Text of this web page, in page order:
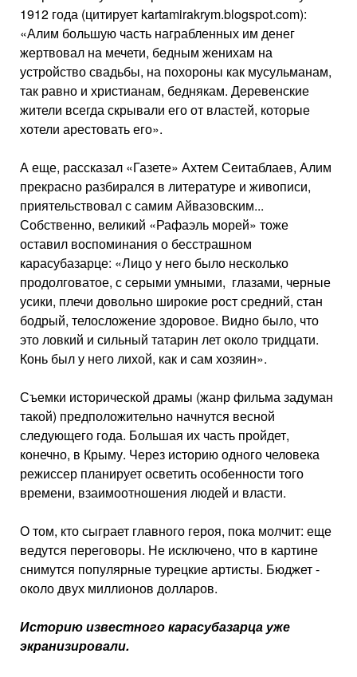
1912 года (цитирует kartamirakrym.blogspot.com):
«Алим большую часть награбленных им денег
жертвовал на мечети, бедным женихам на
устройство свадьбы, на похороны как мусульманам,
так равно и христианам, беднякам. Деревенские
жители всегда скрывали его от властей, которые
хотели арестовать его».
А еще, рассказал «Газете» Ахтем Сеитаблаев, Алим
прекрасно разбирался в литературе и живописи,
приятельствовал с самим Айвазовским...
Собственно, великий «Рафаэль морей» тоже
оставил воспоминания о бесстрашном
карасубазарце: «Лицо у него было несколько
продолговатое, с серыми умными, глазами, черные
усики, плечи довольно широкие рост средний, стан
бодрый, телосложение здоровое. Видно было, что
это ловкий и сильный татарин лет около тридцати.
Конь был у него лихой, как и сам хозяин».
Съемки исторической драмы (жанр фильма задуман
такой) предположительно начнутся весной
следующего года. Большая их часть пройдет,
конечно, в Крыму. Через историю одного человека
режиссер планирует осветить особенности того
времени, взаимоотношения людей и власти.
О том, кто сыграет главного героя, пока молчит: еще
ведутся переговоры. Не исключено, что в картине
снимутся популярные турецкие артисты. Бюджет -
около двух миллионов долларов.
Историю известного карасубазарца уже
экранизировали.